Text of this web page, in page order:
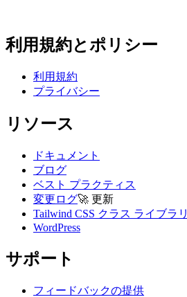
利用規約とポリシー
利用規約
プライバシー
リソース
ドキュメント
ブログ
ベスト プラクティス
変更ログ🚀 更新
Tailwind CSS クラス ライブラリ
WordPress
サポート
フィードバックの提供